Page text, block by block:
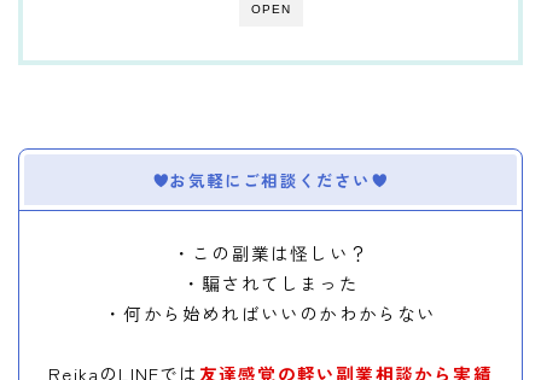
OPEN
お気軽にご相談ください
・この副業は怪しい？
・騙されてしまった
・何から始めればいいのかわからない
ReikaのLINEでは 友達感覚の軽い副業相談から実績